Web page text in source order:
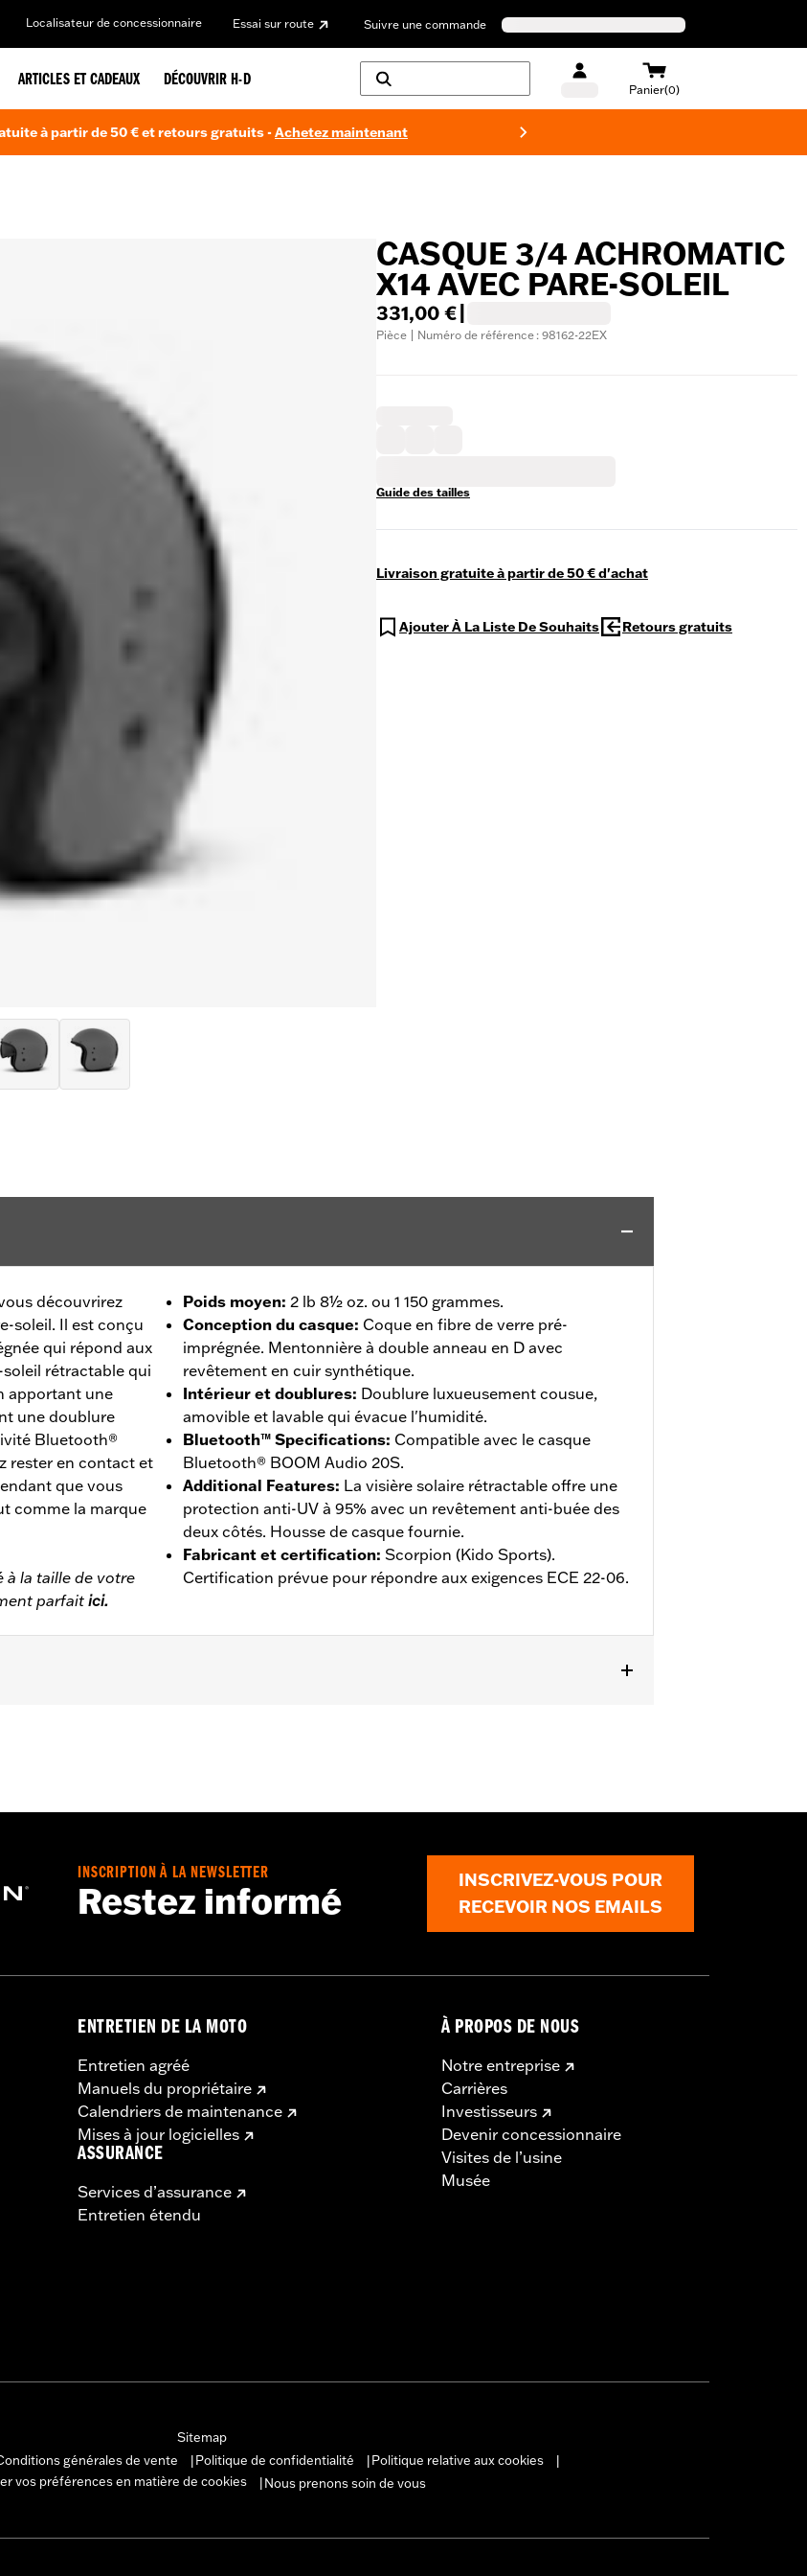
Localisateur de concessionnaire Essai sur route Suivre une commande
ARTICLES ET CADEAUX DÉCOUVRIR H-D
Panier(0)
à partir de 50 € et retours gratuits -Achetez maintenant
CASQUE 3/4 ACHROMATIC
X14 AVEC PARE-SOLEIL
331,00 €
Pièce | Numéro de référence : 98162-22EX
Guide des tailles
Livraison gratuite à partir de 50 € d'achat
Ajouter À La Liste De Souhaits Retours gratuits
découvrirez
soleil. Il est conçu
qui répond aux
rétractable qui
apportant une
une doublure
Bluetooth®
rester en contact et
que vous
comme la marque
la taille de votre
parfaitici.
Poids moyen: 2 lb 8½ oz. ou 1 150 grammes.
Conception du casque: Coque en fibre de verre pré-
imprégnée. Mentonnière à double anneau en D avec
revêtement en cuir synthétique.
Intérieur et doublures: Doublure luxueusement cousue,
amovible et lavable qui évacue l'humidité.
Bluetooth™ Specifications: Compatible avec le casque
Bluetooth® BOOM Audio 20S.
Additional Features: La visière solaire rétractable offre une
protection anti-UV à 95% avec un revêtement anti-buée des
deux côtés. Housse de casque fournie.
Fabricant et certification: Scorpion (Kido Sports).
Certification prévue pour répondre aux exigences ECE 22-06.
INSCRIPTION À LA NEWSLETTER
Restez informé
INSCRIVEZ-VOUS POUR
RECEVOIR NOS EMAILS
ENTRETIEN DE LA MOTO
Entretien agréé
Manuels du propriétaire
Calendriers de maintenance
Mises à jour logicielles
ASSURANCE
Services d’assurance
Entretien étendu
À PROPOS DE NOUS
Notre entreprise
Carrières
Investisseurs
Devenir concessionnaire
Visites de l’usine
Musée
Sitemap
générales de vente Politique de confidentialité Politique relative aux cookies
vos préférences en matière de cookies
Nous prenons soin de vous